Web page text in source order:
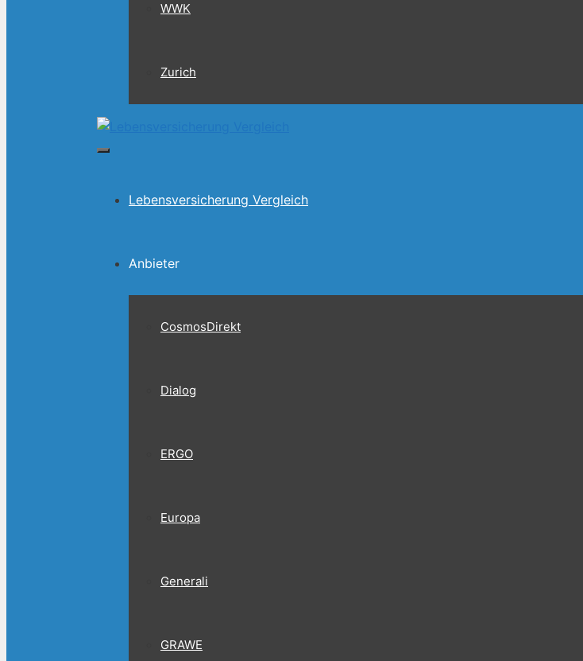
WWK
Zurich
Lebensversicherung Vergleich
Anbieter
CosmosDirekt
Dialog
ERGO
Europa
Generali
GRAWE